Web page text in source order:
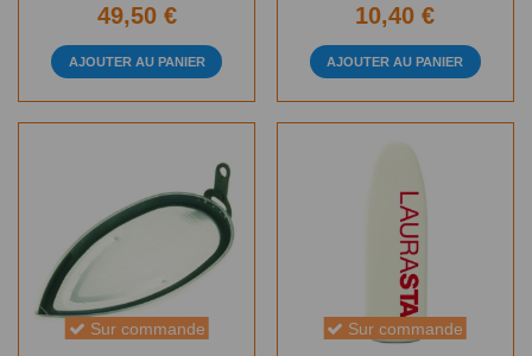
49,50 €
AJOUTER AU PANIER
10,40 €
AJOUTER AU PANIER
Sur commande Sur commande